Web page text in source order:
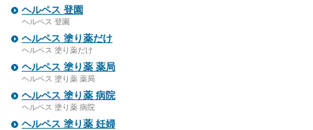
ヘルペス 登園
ヘルペス 登園
ヘルペス 塗り薬だけ
ヘルペス 塗り薬だけ
ヘルペス 塗り薬 薬局
ヘルペス 塗り薬 薬局
ヘルペス 塗り薬 病院
ヘルペス 塗り薬 病院
ヘルペス 塗り薬 妊婦